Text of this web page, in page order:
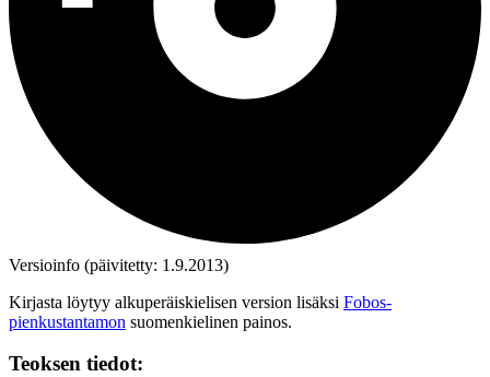
Versioinfo (päivitetty: 1.9.2013)
Kirjasta löytyy alkuperäiskielisen version lisäksi Fobos-
pienkustantamon suomenkielinen painos.
Teoksen tiedot: